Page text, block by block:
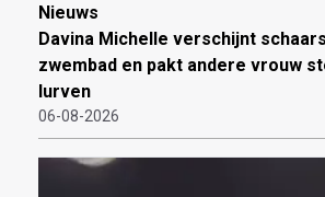
Nieuws
Davina Michelle verschijnt
zwembad en pakt andere vrouw
lurven
06-08-2026